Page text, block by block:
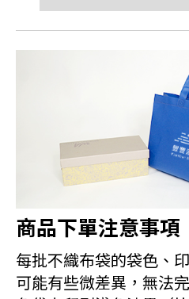
商品下單注意事項
每批不織布袋的袋色、
可能有些微差異，無法